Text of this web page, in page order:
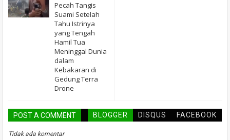
Pecah Tangis
Suami Setelah
Tahu Istrinya
yang Tengah
Hamil Tua
Meninggal Dunia
dalam
Kebakaran di
Gedung Terra
Drone
POST A COMMENT BLOGGER DISQUS FACEBOOK
Tidak ada komentar